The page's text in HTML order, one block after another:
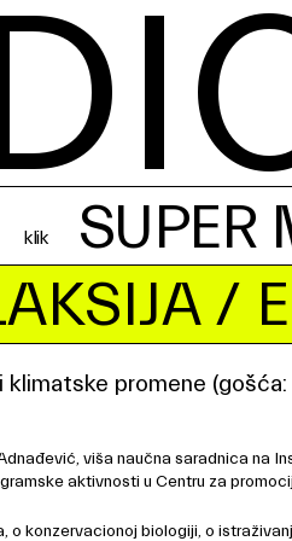
SUPER
/
klimatske promene
viša naučna saradnica na
aktivnosti u Centru za
o konzervacionoj biologiji, o